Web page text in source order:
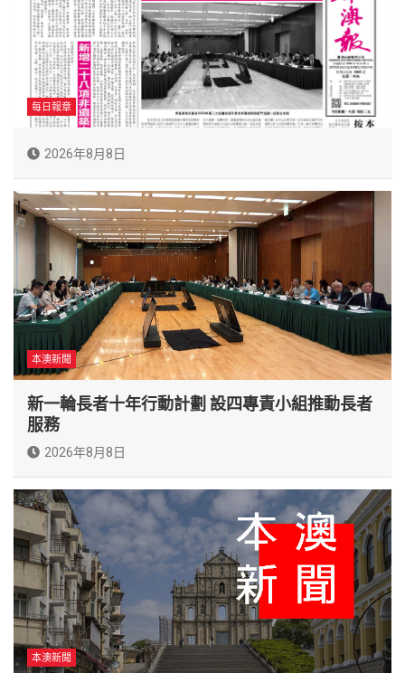
每日報章
2026年8月8日
本澳新聞
新一輪長者十年行動計劃 設四專責小組推動長者
服務
2026年8月8日
本澳新聞